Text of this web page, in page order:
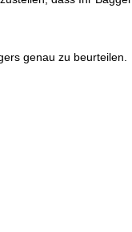
genau zu beurteilen.